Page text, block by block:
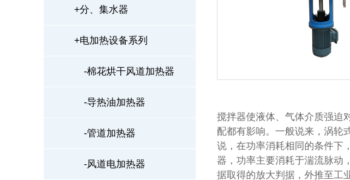
+分、集水器
+电加热设备系列
-棉花烘干风道加热器
-导热油加热器
-管道加热器
-风道电加热器
搅拌器使液体、气体介质强迫
配都有影响。一般说来，涡轮
说，在功率消耗相同的条件下
器，功率主要消耗于湍流脉动
据取得的放大判据，外推至工